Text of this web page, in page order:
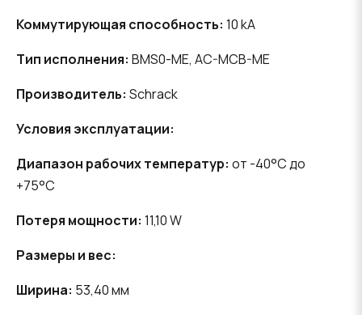
Коммутирующая способность: 10 kA
Тип исполнения: BMS0-ME, AC-MCB-ME
Производитель: Schrack
Условия эксплуатации:
Диапазон рабочих температур: от -40°C до
+75°C
Потеря мощности: 11,10 W
Размеры и вес:
Ширина: 53,40 мм